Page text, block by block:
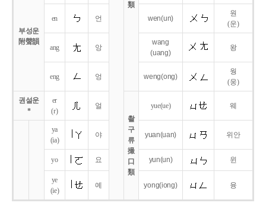
類
부성운
附聲韻
en 언 wen(un)
원
(운)
ang 앙
wang
(uang)
왕
eng 엉 weng(ong)
웡
(웅)
권설운
*
er
(r)
얼
촬
구
류
撮
口
類
yue(ue) 웨
ya
(ia)
야 yuan(uan) 위안
yo 요 yun(un) 윈
ye
(ie)
예 yong(iong) 융